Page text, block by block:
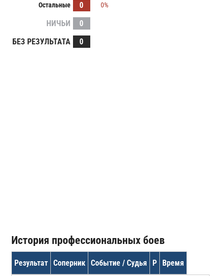
Остальные
0 0%
НИЧЬИ
0
БЕЗ РЕЗУЛЬТАТА
0
История профессиональных боев
Результат Соперник Событие / Судья Р Время